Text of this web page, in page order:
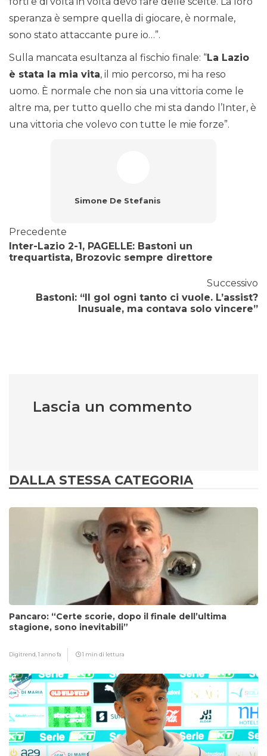
speranza è sempre quella di giocare, è normale,
sono stato attaccante pure io…”.
Sulla mancata esultanza al fischio finale: “La Lazio
è stata la mia vita, il mio percorso, mi ha reso
uomo. È normale che non sia una vittoria come le
altre ma, per tutto quello che mi sta dando l’Inter, è
una vittoria che volevo con tutte le mie forze”.
Simone De Stefanis
Precedente
Inter-Lazio 2-1, PAGELLE: Bastoni un
trequartista, Brozovic sempre direttore
Successivo
Bastoni: “Il gol ogni tanto ci vuole. L’assist?
Inusuale, ma contava solo vincere”
Lascia un commento
DALLA STESSA CATEGORIA
Pancaro: “Certe scorie, dopo il finale dell’ultima
stagione, sono inevitabili”
Digitrend,1 anno fa 1 min di lettura